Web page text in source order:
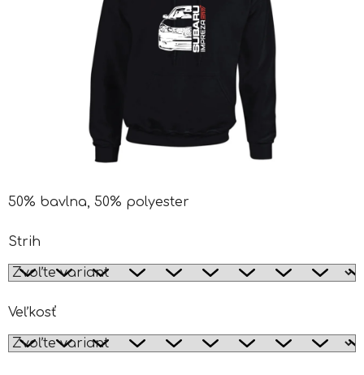
50% bavlna, 50% polyester
Strih
Veľkosť